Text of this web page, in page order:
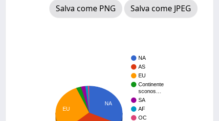
Salva come PNG
Salva come JPEG
NA
AS
EU
Continente
sconos…
SA
AF
OC
NA
EU